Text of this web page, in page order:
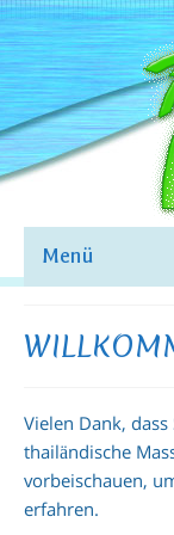
Menü
KOMBI-
BILDER
Vielen Dank,
thailändische
vorbeischauen,
erfahren.